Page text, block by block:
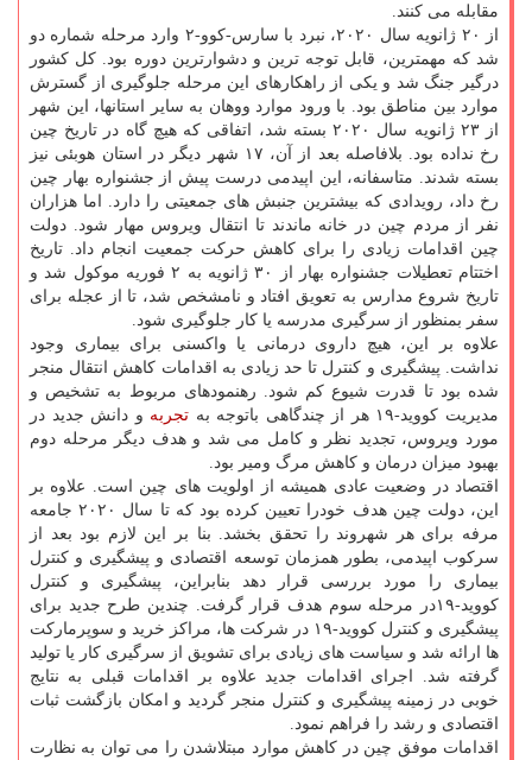
مقابله می کنند.
از ۲۰ ژانویه سال ۲۰۲۰، نبرد با سارس-کوو-۲ وارد مرحله شماره دو
شد که مهمترین، قابل توجه ترین و دشوارترین دوره بود. کل کشور
درگیر جنگ شد و یکی از راهکارهای این مرحله جلوگیری از گسترش
موارد بین مناطق بود. با ورود موارد ووهان به سایر استانها، این شهر
از ۲۳ ژانویه سال ۲۰۲۰ بسته شد، اتفاقی که هیچ گاه در تاریخ چین
رخ نداده بود. بلافاصله بعد از آن، ۱۷ شهر دیگر در استان هوبئی نیز
بسته شدند. متاسفانه، این اپیدمی درست پیش از جشنواره بهار چین
رخ داد، رویدادی که بیشترین جنبش های جمعیتی را دارد. اما هزاران
نفر از مردم چین در خانه ماندند تا انتقال ویروس مهار شود. دولت
چین اقدامات زیادی را برای کاهش حرکت جمعیت انجام داد. تاریخ
اختتام تعطیلات جشنواره بهار از ۳۰ ژانویه به ۲ فوریه موکول شد و
تاریخ شروع مدارس به تعویق افتاد و نامشخص شد، تا از عجله برای
سفر بمنظور از سرگیری مدرسه یا کار جلوگیری شود.
علاوه بر این، هیچ داروی درمانی یا واکسنی برای بیماری وجود
نداشت. پیشگیری و کنترل تا حد زیادی به اقدامات کاهش انتقال منجر
شده بود تا قدرت شیوع کم شود. رهنمودهای مربوط به تشخیص و
مدیریت کووید-۱۹ هر از چندگاهی باتوجه به
تجربه و دانش جدید در
مورد ویروس، تجدید نظر و کامل می شد و هدف دیگر مرحله دوم
بهبود میزان درمان و کاهش مرگ ومیر بود.
اقتصاد در وضعیت عادی همیشه از اولویت های چین است. علاوه بر
این، دولت چین هدف خودرا تعیین کرده بود که تا سال ۲۰۲۰ جامعه
مرفه برای هر شهروند را تحقق بخشد. بنا بر این لازم بود بعد از
سرکوب اپیدمی، بطور همزمان توسعه اقتصادی و پیشگیری و کنترل
بیماری را مورد بررسی قرار دهد بنابراین، پیشگیری و کنترل
کووید-۱۹در مرحله سوم هدف قرار گرفت. چندین طرح جدید برای
پیشگیری و کنترل کووید-۱۹ در شرکت ها، مراکز خرید و سوپرمارکت
ها ارائه شد و سیاست های زیادی برای تشویق از سرگیری کار یا تولید
گرفته شد. اجرای اقدامات جدید علاوه بر اقدامات قبلی به نتایج
خوبی در زمینه پیشگیری و کنترل منجر گردید و امکان بازگشت ثبات
اقتصادی و رشد را فراهم نمود.
اقدامات موفق چین در کاهش موارد مبتلاشدن را می توان به نظارت